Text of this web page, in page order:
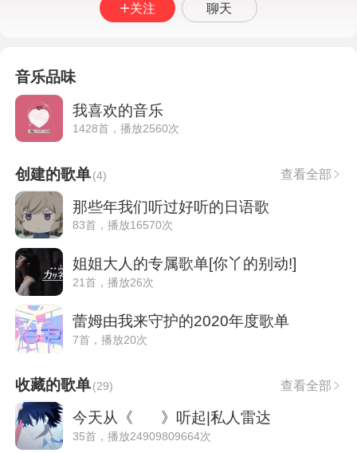
关注 聊天
音乐品味
我喜欢的音乐
1428首，播放2560次
创建的歌单(4) 查看全部
那些年我们听过好听的日语歌
83首，播放16570次
姐姐大人的专属歌单[你丫的别动!]
21首，播放26次
蕾姆由我来守护的2020年度歌单
7首，播放20次
收藏的歌单(29) 查看全部
今天从《‭ ‭‭ ‭‭ ‭‭ ‭‭ ‭‭ ‭‭ ‭》听起|私人雷达
35首，播放24909809664次